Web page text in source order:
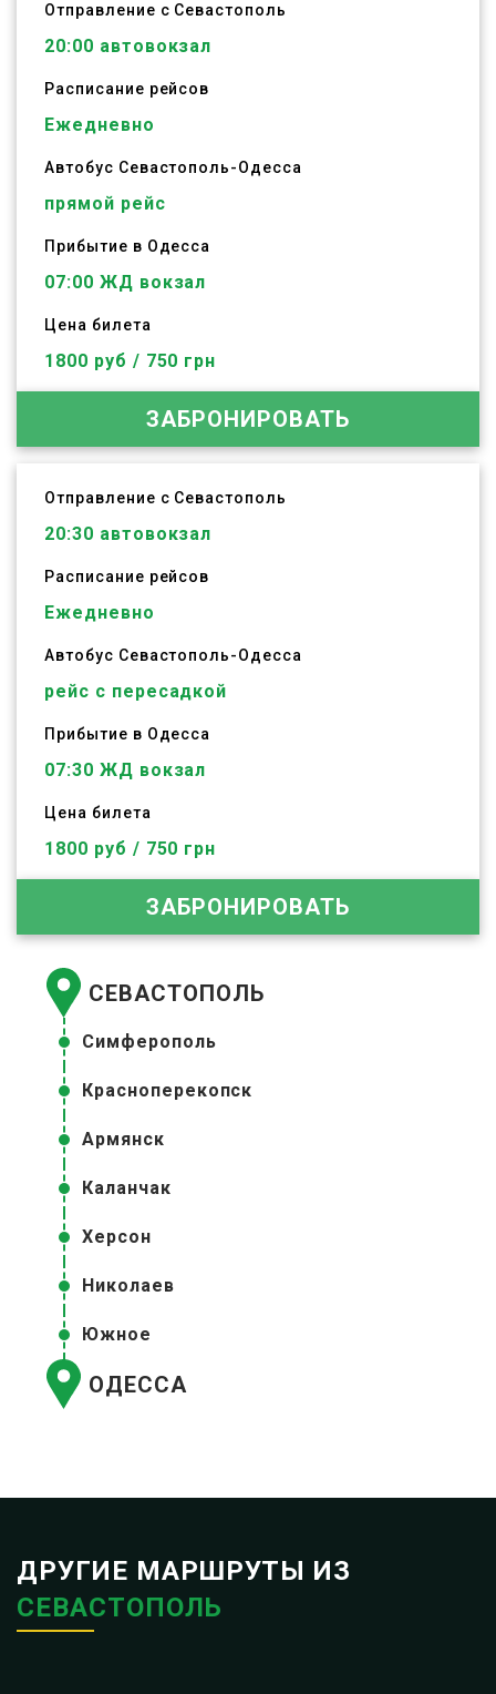
Отправление с Севастополь
20:00 автовокзал
Расписание рейсов
Ежедневно
Автобус Севастополь-Одесса
прямой рейс
Прибытие в Одесса
07:00 ЖД вокзал
Цена билета
1800 руб / 750 грн
ЗАБРОНИРОВАТЬ
Отправление с Севастополь
20:30 автовокзал
Расписание рейсов
Ежедневно
Автобус Севастополь-Одесса
рейс с пересадкой
Прибытие в Одесса
07:30 ЖД вокзал
Цена билета
1800 руб / 750 грн
ЗАБРОНИРОВАТЬ
СЕВАСТОПОЛЬ
Симферополь
Красноперекопск
Армянск
Каланчак
Херсон
Николаев
Южное
ОДЕССА
ДРУГИЕ МАРШРУТЫ ИЗ
СЕВАСТОПОЛЬ